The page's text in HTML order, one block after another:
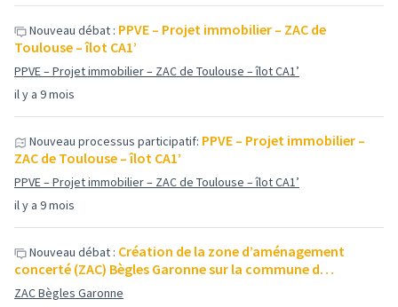
il y a 9 mois
Nouveau débat : PPVE – Projet immobilier – ZAC de
Toulouse – îlot CA1’
PPVE – Projet immobilier – ZAC de Toulouse – îlot CA1’
il y a 9 mois
Nouveau processus participatif: PPVE – Projet immobilier –
ZAC de Toulouse – îlot CA1’
PPVE – Projet immobilier – ZAC de Toulouse – îlot CA1’
Nouveau débat : Création de la zone d’aménagement
concerté (ZAC) Bègles Garonne sur la commune d…
ZAC Bègles Garonne